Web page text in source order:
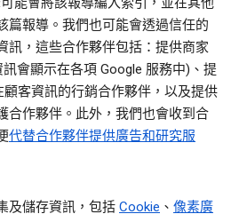
篇報導。我們也可能會透過信任的
訊，這些合作夥伴包括：提供商家
會顯示在各項 Google 服務中)、提
客資訊的行銷合作夥伴，以及提供
合作夥伴。此外，我們也會收到合
代替合作夥伴提供廣告和研究服
及儲存資訊，包括 Cookie 、 像素廣